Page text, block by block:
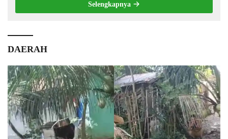
Selengkapnya
DAERAH